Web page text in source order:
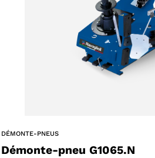
DÉMONTE-PNEUS
Démonte-pneu G1065.N